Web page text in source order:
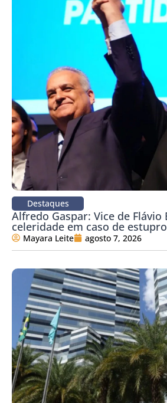
Destaques
Alfredo Gaspar: Vice de
celeridade em caso de estupro
Mayara Leite agosto 7, 2026